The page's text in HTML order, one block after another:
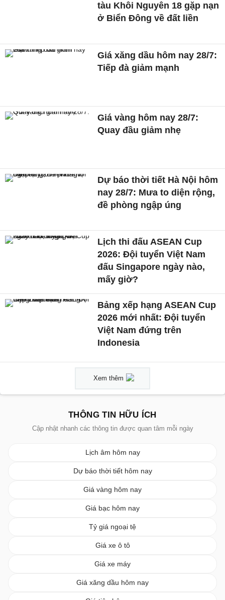
tàu Khôi Nguyên 18 gặp nạn
ở Biển Đông về đất liền
Giá xăng dầu hôm nay 28/7:
Tiếp đà giảm mạnh
Giá vàng hôm nay 28/7:
Quay đầu giảm nhẹ
Dự báo thời tiết Hà Nội hôm
nay 28/7: Mưa to diện rộng,
đề phòng ngập úng
Lịch thi đấu ASEAN Cup
2026: Đội tuyển Việt Nam
đấu Singapore ngày nào,
mấy giờ?
Bảng xếp hạng ASEAN Cup
2026 mới nhất: Đội tuyển
Việt Nam đứng trên
Indonesia
Xem thêm
THÔNG TIN HỮU ÍCH
Cập nhật nhanh các thông tin được quan tâm mỗi ngày
Lịch âm hôm nay
Dự báo thời tiết hôm nay
Giá vàng hôm nay
Giá bạc hôm nay
Tỷ giá ngoại tệ
Giá xe ô tô
Giá xe máy
Giá xăng dầu hôm nay